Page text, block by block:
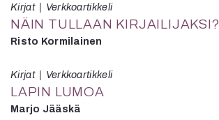
Kirjat Verkkoartikkeli
NÄIN TULLAAN KIRJAILIJAKSI?
Risto Kormilainen
Kirjat Verkkoartikkeli
LAPIN LUMOA
Marjo Jääskä